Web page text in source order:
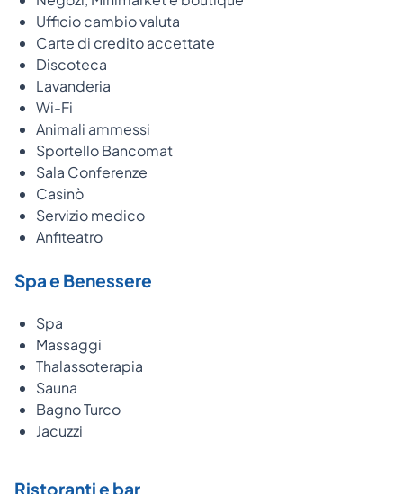
Ufficio cambio valuta
Carte di credito accettate
Discoteca
Lavanderia
Wi-Fi
Animali ammessi
Sportello Bancomat
Sala Conferenze
Casinò
Servizio medico
Anfiteatro
Spa e Benessere
Spa
Massaggi
Thalassoterapia
Sauna
Bagno Turco
Jacuzzi
Ristoranti e bar